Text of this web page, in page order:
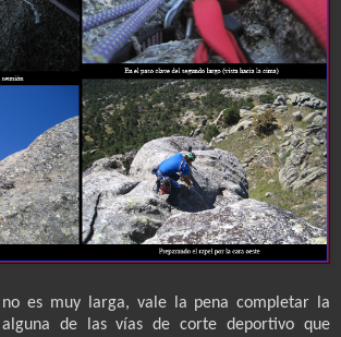
no es muy larga, vale la pena completar la
alguna de las vías de corte deportivo que